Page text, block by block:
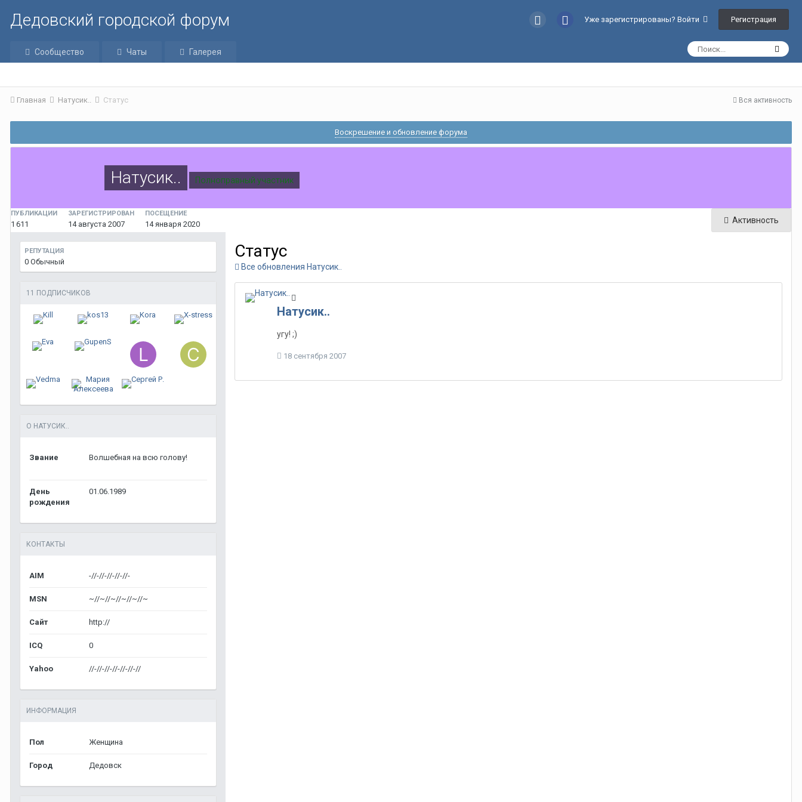
Дедовский городской форум Уже зарегистрированы? Войти Регистрация
Сообщество Чаты Галерея
Вся активность
Главная Натусик.. Статус
Воскрешение и обновление форума
Натусик.. Полноправный участник
Активность
ПУБЛИКАЦИИ
1 611
ЗАРЕГИСТРИРОВАН
14 августа 2007
ПОСЕЩЕНИЕ
14 января 2020
РЕПУТАЦИЯ
0 Обычный
11 ПОДПИСЧИКОВ
О НАТУСИК..
Звание Волшебная на всю голову!
День
рождения
01.06.1989
КОНТАКТЫ
AIM -//-//-//-//-//-
MSN ~//~//~//~//~//~
Сайт http://
ICQ 0
Yahoo //-//-//-//-//-//-//
ИНФОРМАЦИЯ
Пол Женщина
Город Дедовск
Статус
Все обновления Натусик..
Натусик..
угу! ;)
18 сентября 2007